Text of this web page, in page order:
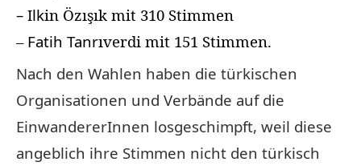
– Ilkin Özışık mit 310 Stimmen
– Fatih Tanrıverdi mit 151 Stimmen.
Nach den Wahlen haben die türkischen
Organisationen und Verbände auf die
EinwandererInnen losgeschimpft, weil diese
angeblich ihre Stimmen nicht den türkisch